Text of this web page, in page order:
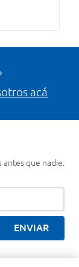
acá
antes que nadie.
ENVIAR